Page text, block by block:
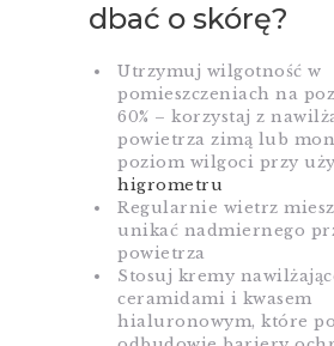
dbać o skórę?
Utrzymuj wilgotność w
pomieszczeniach na
60% – korzystaj z
powietrza zimą lub
poziom wilgoci przy
higrometru
Regularnie wietrz
unikać nadmiernego
powietrza
Stosuj kremy
ceramidami i kwasem
hialuronowym, które